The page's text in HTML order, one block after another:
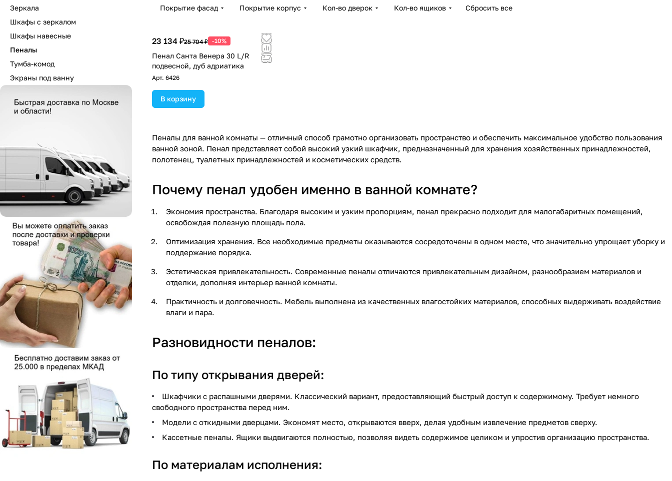
Покрытие фасад Покрытие корпус Кол-во дверок Кол-во ящиков Сбросить все
23 134 ₽25 704 ₽ -10%
Пенал Санта Венера 30 L/R
подвесной, дуб адриатика
Арт. 6426
В корзину
Пеналы для ванной комнаты — отличный способ грамотно организовать пространство и обеспечить максимальное удобство пользования
ванной зоной. Пенал представляет собой высокий узкий шкафчик, предназначенный для хранения хозяйственных принадлежностей,
полотенец, туалетных принадлежностей и косметических средств.
Почему пенал удобен именно в ванной комнате?
Экономия пространства. Благодаря высоким и узким пропорциям, пенал прекрасно подходит для малогабаритных помещений,
освобождая полезную площадь пола.
Оптимизация хранения. Все необходимые предметы оказываются сосредоточены в одном месте, что значительно упрощает уборку и
поддержание порядка.
Эстетическая привлекательность. Современные пеналы отличаются привлекательным дизайном, разнообразием материалов и
отделки, дополняя интерьер ванной комнаты.
Практичность и долговечность. Мебель выполнена из качественных влагостойких материалов, способных выдерживать воздействие
влаги и пара.
Разновидности пеналов:
По типу открывания дверей:
Шкафчики с распашными дверями. Классический вариант, предоставляющий быстрый доступ к содержимому. Требует немного
свободного пространства перед ним.
Модели с откидными дверцами. Экономят место, открываются вверх, делая удобным извлечение предметов сверху.
Кассетные пеналы. Ящики выдвигаются полностью, позволяя видеть содержимое целиком и упростив организацию пространства.
По материалам исполнения:
Зеркала
Шкафы с зеркалом
Шкафы навесные
Пеналы
Тумба-комод
Экраны под ванну